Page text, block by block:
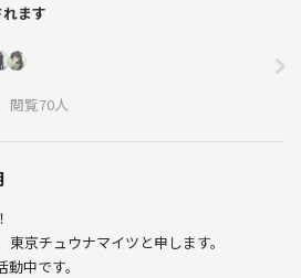
ます
閲覧70人
京チュウナマイツと申します。
中です。